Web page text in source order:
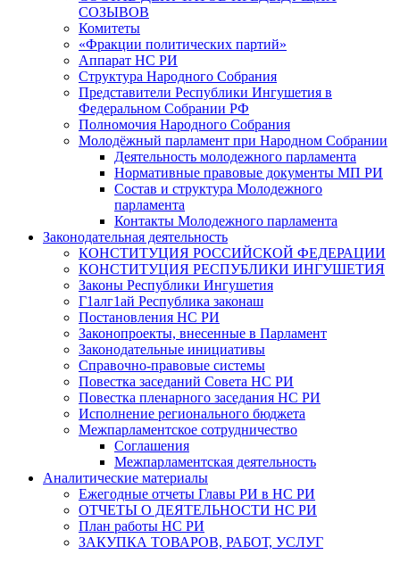
СОЗЫВОВ
Комитеты
«Фракции политических партий»
Аппарат НС РИ
Структура Народного Собрания
Представители Республики Ингушетия в
Федеральном Собрании РФ
Полномочия Народного Собрания
Молодёжный парламент при Народном Собрании
Деятельность молодежного парламента
Нормативные правовые документы МП РИ
Состав и структура Молодежного
парламента
Контакты Молодежного парламента
Законодательная деятельность
КОНСТИТУЦИЯ РОССИЙСКОЙ ФЕДЕРАЦИИ
КОНСТИТУЦИЯ РЕСПУБЛИКИ ИНГУШЕТИЯ
Законы Республики Ингушетия
Г1алг1ай Республика законаш
Постановления НС РИ
Законопроекты, внесенные в Парламент
Законодательные инициативы
Справочно-правовые системы
Повестка заседаний Совета НС РИ
Повестка пленарного заседания НС РИ
Исполнение регионального бюджета
Межпарламентское сотрудничество
Соглашения
Межпарламентская деятельность
Аналитические материалы
Ежегодные отчеты Главы РИ в НС РИ
ОТЧЕТЫ О ДЕЯТЕЛЬНОСТИ НС РИ
План работы НС РИ
ЗАКУПКА ТОВАРОВ, РАБОТ, УСЛУГ